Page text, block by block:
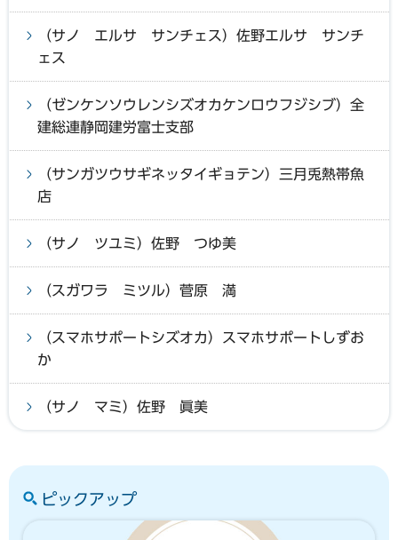
（サノ エルサ サンチェス）佐野エルサ サンチ
ェス
（ゼンケンソウレンシズオカケンロウフジシブ）全
建総連静岡建労富士支部
（サンガツウサギネッタイギョテン）三月兎熱帯魚
店
（サノ ツユミ）佐野 つゆ美
（スガワラ ミツル）菅原 満
（スマホサポートシズオカ）スマホサポートしずお
か
（サノ マミ）佐野 眞美
ピックアップ